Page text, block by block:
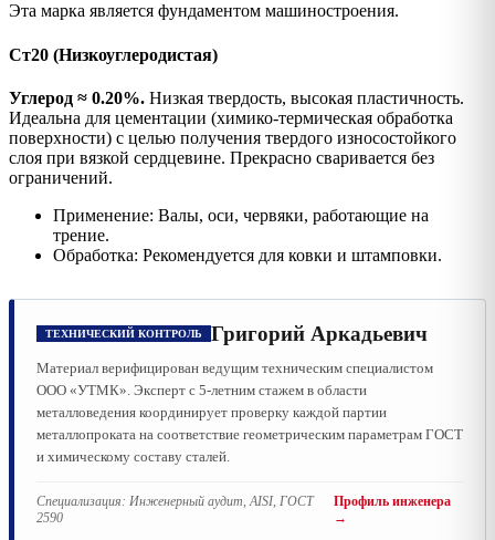
Эта марка является фундаментом машиностроения.
Ст20 (Низкоуглеродистая)
Углерод ≈ 0.20%. Низкая твердость, высокая пластичность.
Идеальна для цементации (химико-термическая обработка
поверхности) с целью получения твердого износостойкого
слоя при вязкой сердцевине. Прекрасно сваривается без
ограничений.
Применение: Валы, оси, червяки, работающие на
трение.
Обработка: Рекомендуется для ковки и штамповки.
ТЕХНИЧЕСКИЙ КОНТРОЛЬ Григорий Аркадьевич
Материал верифицирован ведущим техническим специалистом
ООО «УТМК». Эксперт с 5-летним стажем в области
металловедения координирует проверку каждой партии
металлопроката на соответствие геометрическим параметрам ГОСТ
и химическому составу сталей.
Специализация: Инженерный аудит, AISI, ГОСТ
2590
Профиль инженера
→